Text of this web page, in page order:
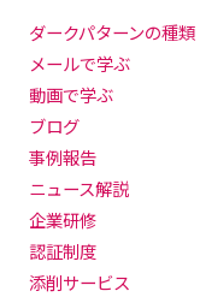
ダークパターンの種類
メールで学ぶ
動画で学ぶ
ブログ
事例報告
ニュース解説
企業研修
認証制度
添削サービス